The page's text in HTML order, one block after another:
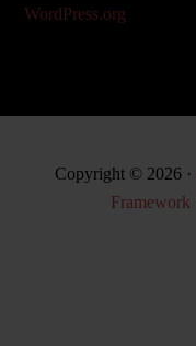
WordPress.org
Copyright © 2026 ·
Framework